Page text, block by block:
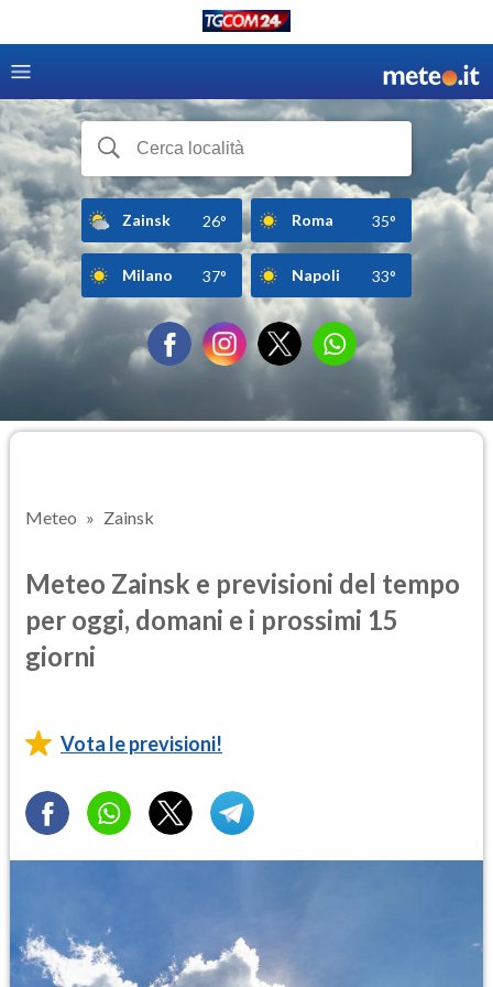
Zainsk 26° Roma 35°
Milano 37° Napoli 33°
Meteo Zainsk
Meteo Zainsk e previsioni del tempo
per oggi, domani e i prossimi 15
giorni
Vota le previsioni!